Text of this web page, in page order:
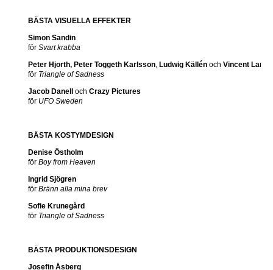
BÄSTA VISUELLA EFFEKTER
Simon Sandin
för Svart krabba
Peter Hjorth, Peter Toggeth Karlsson, Ludwig Källén och Vincent
för Triangle of Sadness
Jacob Danelloch Crazy Pictures
för UFO Sweden
BÄSTA KOSTYMDESIGN
Denise Östholm
för Boy from Heaven
Ingrid Sjögren
för Bränn alla mina brev
Sofie Krunegård
för Triangle of Sadness
BÄSTA PRODUKTIONSDESIGN
Josefin Åsberg